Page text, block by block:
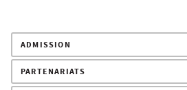
ADMISSION
PARTENARIATS